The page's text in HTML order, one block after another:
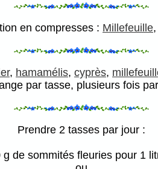
en compresses : Millefeuille,
, hamamélis, cyprès,
par tasse, plusieurs fois
Prendre 2 tasses par jour :
g de sommités fleuries pour 1